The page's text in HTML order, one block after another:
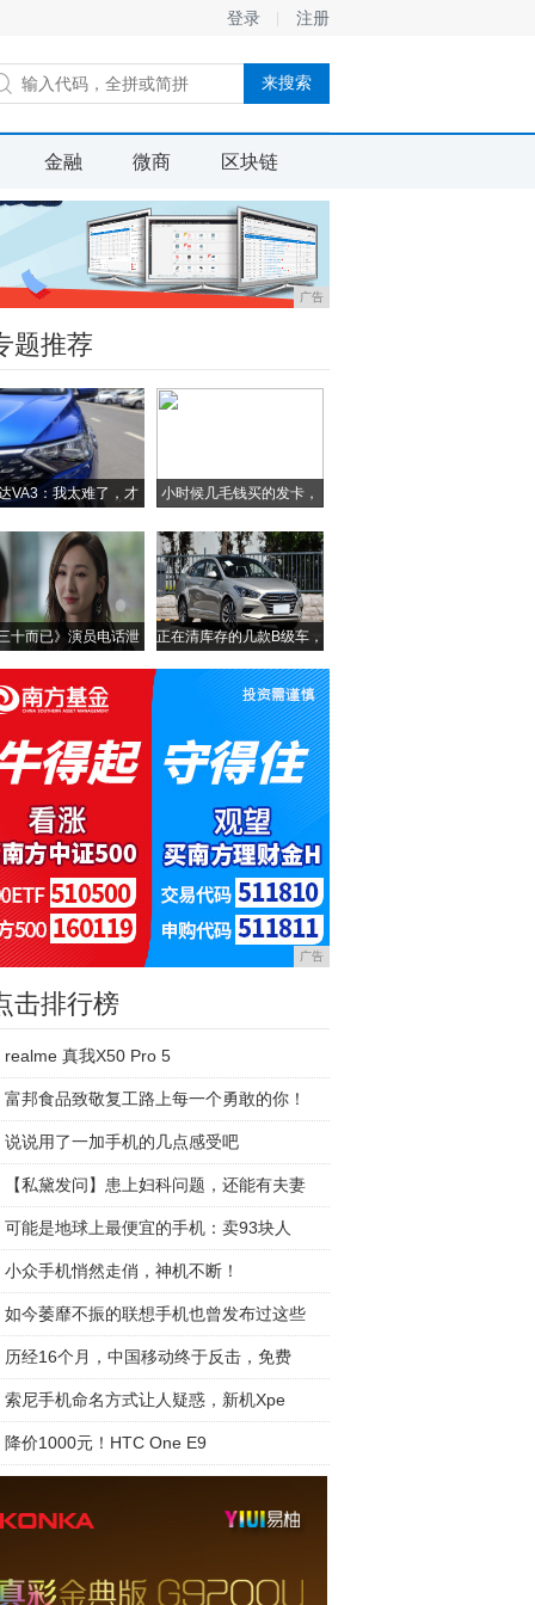
登录 注册
金融 微商 区块链
广告
题推荐
VA3：我太难了，才
小时候几毛钱买的发卡，
十而已》演员电话泄
露
正在清库存的几款B级车，
广告
击排行榜
realme 真我X50 Pro 5
富邦食品致敬复工路上每一个勇敢的你！
说说用了一加手机的几点感受吧
【私黛发问】患上妇科问题，还能有夫妻
可能是地球上最便宜的手机：卖93块人
小众手机悄然走俏，神机不断！
如今萎靡不振的联想手机也曾发布过这些
历经16个月，中国移动终于反击，免费
索尼手机命名方式让人疑惑，新机Xpe
降价1000元！HTC One E9